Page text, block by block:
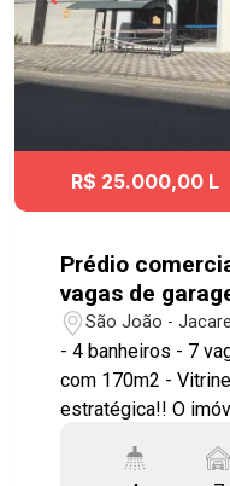
R$ 25.000,00 L
Prédio
vagas de
São João -
São João -
- 4 banheiros - 7
com 170m2 - Vitrine Ampla
estratégica!! O imóvel encontra-se no bairro São